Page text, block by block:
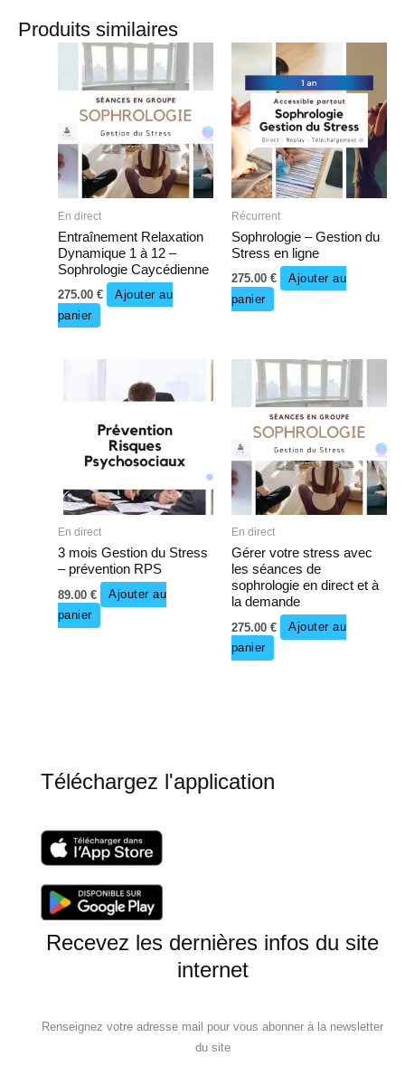
Produits similaires
En direct
Entraînement Relaxation
Dynamique 1 à 12 –
Sophrologie Caycédienne
275.00 €
Ajouter au
panier
Récurrent
Sophrologie – Gestion du
Stress en ligne
275.00 €
Ajouter au
panier
En direct
3 mois Gestion du Stress
– prévention RPS
89.00 €
Ajouter au
panier
En direct
Gérer votre stress avec
les séances de
sophrologie en direct et à
la demande
275.00 €
Ajouter au
panier
Téléchargez l'application
Recevez les dernières infos du site
internet
Renseignez votre adresse mail pour vous abonner à la newsletter
du site